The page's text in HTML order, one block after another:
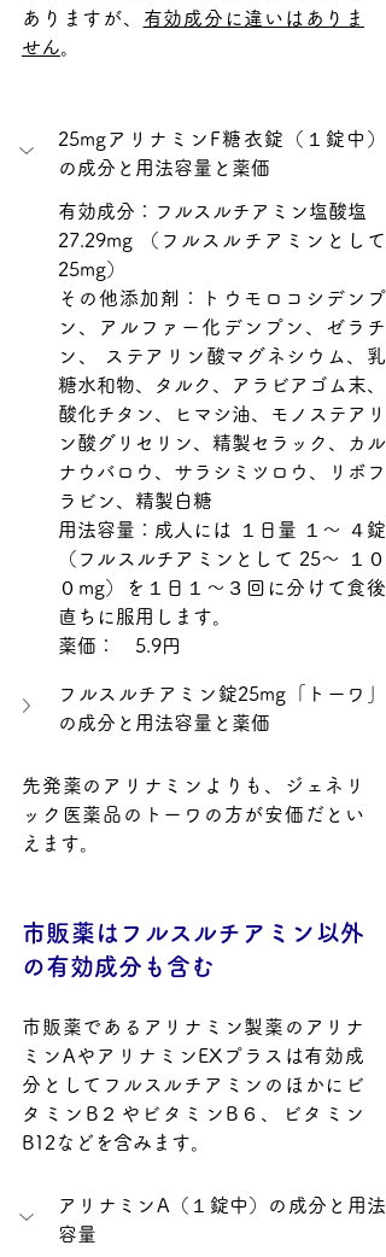
ありますが、 有効成分に違いはありま
せん
25mgアリナミンF糖衣錠（１錠中）
の成分と用法容量と薬価
有効成分：フルスルチアミン塩酸塩
27.29mg （フルスルチアミンとして
25mg）
その他添加剤：トウモロコシデンプ
ン、アルファー化デンプン、ゼラチ
ン、 ステアリン酸マグネシウム、乳
糖水和物、タルク、アラビアゴム末、
酸化チタン、ヒマシ油、モノステアリ
ン酸グリセリン、精製セラック、カル
ナウバロウ、サラシミツロウ、リボフ
ラビン、精製白糖
用法容量：成人には １日量 １～ ４錠
（フルスルチアミンとして 25～ １０
０mg）を１日１～３回に分けて食後
直ちに服用します。
薬価：　5.9円
フルスルチアミン錠25mg「トーワ」
の成分と用法容量と薬価
先発薬のアリナミンよりも、ジェネリ
ック医薬品のトーワの方が安価だとい
えます。
市販薬はフルスルチアミン以外
の有効成分も含む
市販薬であるアリナミン製薬のアリナ
ミンAやアリナミンEXプラスは有効成
分としてフルスルチアミンのほかにビ
タミンB２やビタミンB６、ビタミン
B12などを含みます。
アリナミンA（１錠中）の成分と用法
容量